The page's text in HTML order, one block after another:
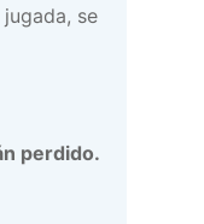
se
perdido.